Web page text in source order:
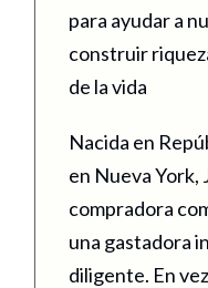
para ayudar a
construir
de la vida
Nacida en
en Nueva York,
compradora
una gastadora
diligente. En